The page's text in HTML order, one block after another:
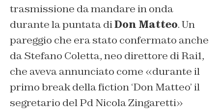
trasmissione da mandare in onda
durante la puntata diDon Matteo. Un
pareggio che era stato confermato anche
da Stefano Coletta, neo direttore di Rai1,
che aveva annunciato come «durante il
primo break della fiction ‘Don Matteo’ il
segretario del Pd Nicola Zingaretti»